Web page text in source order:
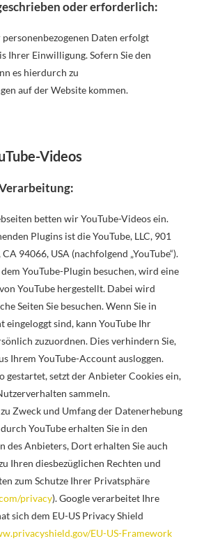
oder erforderlich:
Daten erfolgt
Ihrer Einwilligung. Sofern Sie den
es hierdurch zu
auf der Website kommen.
Videos
betten wir YouTube-Videos ein.
Plugins ist die YouTube, LLC, 901
94066, USA (nachfolgend „YouTube“).
YouTube-Plugin besuchen, wird eine
YouTube hergestellt. Dabei wird
Seiten Sie besuchen. Wenn Sie in
eingeloggt sind, kann YouTube Ihr
zuzuordnen. Dies verhindern Sie,
Ihrem YouTube-Account ausloggen.
gestartet, setzt der Anbieter Cookies ein,
sammeln.
Zweck und Umfang der Datenerhebung
YouTube erhalten Sie in den
des Anbieters, Dort erhalten Sie auch
Ihren diesbezüglichen Rechten und
zum Schutze Ihrer Privatsphäre
privacy). Google verarbeitet Ihre
sich dem EU-US Privacy Shield
EU-US-Framework